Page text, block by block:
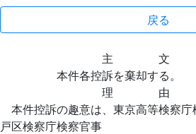
戻る
主 文
本件各控訴を棄却する。
理 由
本件控訴の趣意は、東京高等検察庁
戸区検察庁検察官事